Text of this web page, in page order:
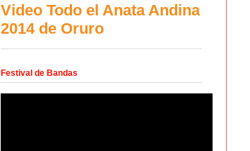
Video Todo el Anata Andina
2014 de Oruro
Festival de Bandas